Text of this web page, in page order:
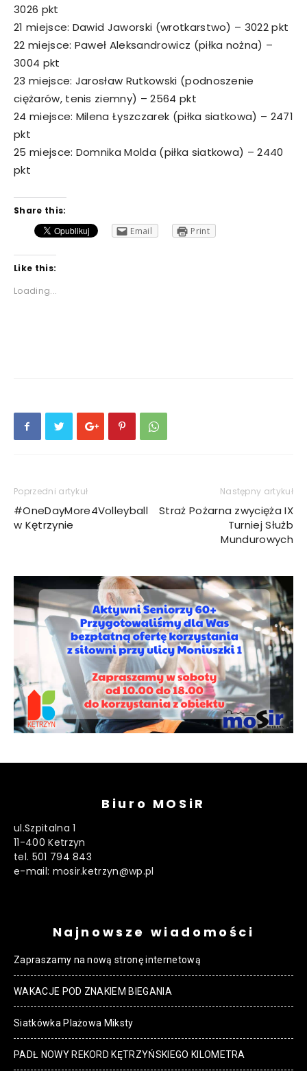
3026 pkt
21 miejsce: Dawid Jaworski (wrotkarstwo) – 3022 pkt
22 miejsce: Paweł Aleksandrowicz (piłka nożna) –
3004 pkt
23 miejsce: Jarosław Rutkowski (podnoszenie
ciężarów, tenis ziemny) – 2564 pkt
24 miejsce: Milena Łyszczarek (piłka siatkowa) – 2471
pkt
25 miejsce: Domnika Molda (piłka siatkowa) – 2440
pkt
Share this:
Email
Print
Like this:
Loading...
Poprzedni artykuł
#OneDayMore4Volleyball
w Kętrzynie
Następny artykuł
Straż Pożarna zwycięża IX
Turniej Służb
Mundurowych
Biuro MOSiR
ul.Szpitalna 1
11-400 Ketrzyn
tel. 501 794 843
e-mail: mosir.ketrzyn@wp.pl
Najnowsze wiadomości
Zapraszamy na nową stronę internetową
WAKACJE POD ZNAKIEM BIEGANIA
Siatkówka Plażowa Miksty
PADŁ NOWY REKORD KĘTRZYŃSKIEGO KILOMETRA